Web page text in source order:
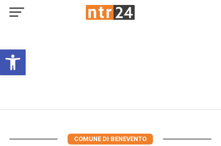
Open toolbar
COMUNE DI BENEVENTO